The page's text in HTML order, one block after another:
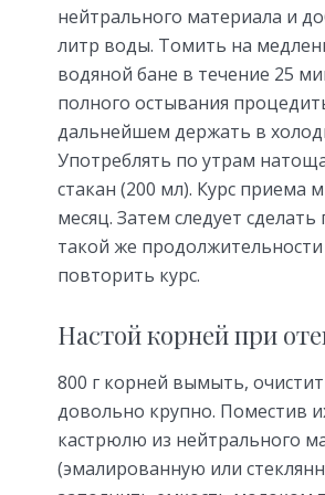
нейтрального материала и
литр воды. Томить на
водяной бане в течение 25
полного остывания
дальнейшем держать в
Употреблять по утрам
стакан (200 мл). Курс приема
месяц. Затем следует
такой же
повторить курс.
Настой корней при
800 г корней вымыть,
довольно крупно. Поместив
кастрюлю из нейтрального
(эмалированную или